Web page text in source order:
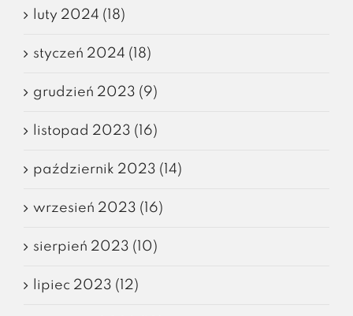
luty 2024 (18)
styczeń 2024 (18)
grudzień 2023 (9)
listopad 2023 (16)
październik 2023 (14)
wrzesień 2023 (16)
sierpień 2023 (10)
lipiec 2023 (12)